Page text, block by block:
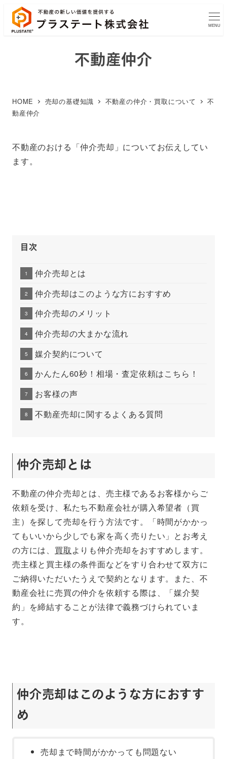
MENU
不動産仲介
HOME 売却の基礎知識 不動産の仲介・買取について
不
動産仲介
不動産のおける「仲介売却」についてお伝えしてい
ます。
目次
仲介売却とは
仲介売却はこのような方におすすめ
仲介売却のメリット
仲介売却の大まかな流れ
媒介契約について
かんたん60秒！相場・査定依頼はこちら！
お客様の声
不動産売却に関するよくある質問
仲介売却とは
不動産の仲介売却とは、売主様であるお客様からご
依頼を受け、私たち不動産会社が購入希望者（買
主）を探して売却を行う方法です。「時間がかかっ
てもいいから少しでも家を高く売りたい」とお考え
の方には、 買取 よりも仲介売却をおすすめします。
売主様と買主様の条件面などをすり合わせて双方に
ご納得いただいたうえで契約となります。また、不
動産会社に売買の仲介を依頼する際は、「媒介契
約」を締結することが法律で義務づけられていま
す。
仲介売却はこのような方におすす
め
売却まで時間がかかっても問題ない